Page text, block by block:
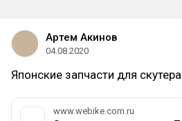
Артем Акинов
04.08.2020
Японские запчасти для скутера
www.webike.com.ru